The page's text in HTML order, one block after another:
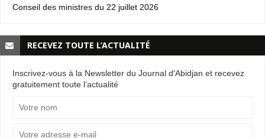
Conseil des ministres du 22 juillet 2026
RECEVEZ TOUTE L’ACTUALITÉ
Inscrivez-vous à la Newsletter du Journal d'Abidjan et recevez
gratuitement toute l’actualité